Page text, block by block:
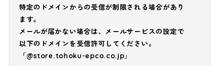
特定のドメインからの受信が制限される場合があり
ます。
メールが届かない場合は、メールサービスの設定で
以下のドメインを受信許可してください。
「@store.tohoku-epco.co.jp」